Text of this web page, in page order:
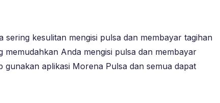
kesulitan mengisi pulsa dan membayar tagihan
Anda mengisi pulsa dan membayar
aplikasi Morena Pulsa dan semua dapat